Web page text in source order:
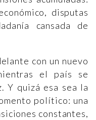
disputas
cansada de
con un nuevo
el país se
Y quizá esa sea la
político: una
constantes,